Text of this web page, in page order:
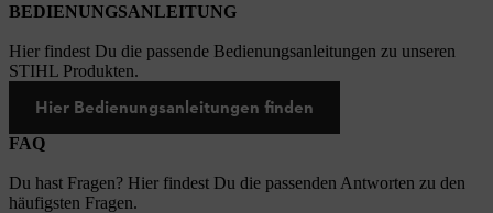
BEDIENUNGSANLEITUNG
Hier findest Du die passende Bedienungsanleitungen zu unseren
STIHL Produkten.
Hier Bedienungsanleitungen finden
FAQ
Du hast Fragen? Hier findest Du die passenden Antworten zu den
häufigsten Fragen.